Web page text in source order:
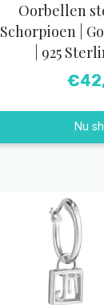
Oorbellen
Schorpioen |
| 925
€
Nu